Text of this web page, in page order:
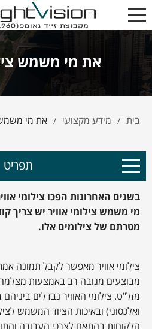
את מי משמש
בית / מידע מקצועי / את מי משמש
תפריט
בשנים האחרונות הפכו צילומי
מי משמש צילומי אוויר יש צריך
מטרתם של צילומים אלו.
צילומי אוויר מאפשר לקבל תמונה
מבוצעים מגובה רב באמצעות
מזל"ט. צילומי האוויר נבדלים ביניהם
ואלכסוני) ובאיכות הציוד המשמש
הלקוחות בהתאם לצרכי העבודה